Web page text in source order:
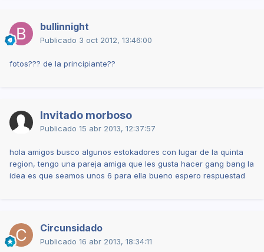
bullinnight
Publicado 3 oct 2012, 13:46:00
fotos??? de la principiante??
Invitado morboso
Publicado 15 abr 2013, 12:37:57
hola amigos busco algunos estokadores con lugar de la quinta
region, tengo una pareja amiga que les gusta hacer gang bang la
idea es que seamos unos 6 para ella bueno espero respuestad
Circunsidado
Publicado 16 abr 2013, 18:34:11